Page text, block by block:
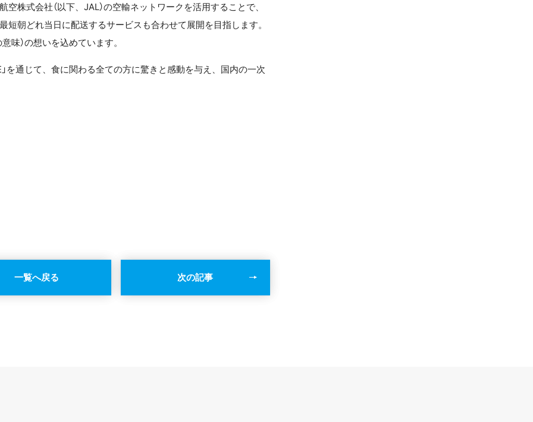
株式会社（以下、JAL）の空輸ネットワークを活用することで、
朝どれ当日に配送するサービスも合わせて展開を目指します。
味）の想いを込めています。
を通じて、食に関わる全ての方に驚きと感動を与え、国内の一次
一覧へ戻る 次の記事